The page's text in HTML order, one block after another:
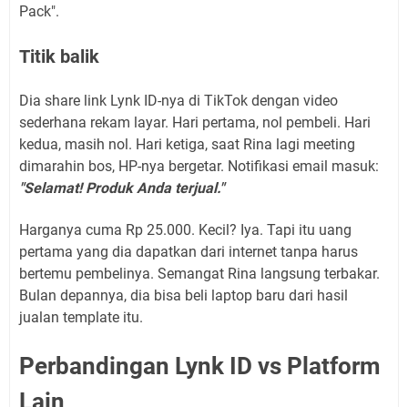
Pack".
Titik balik
Dia share link Lynk ID-nya di TikTok dengan video
sederhana rekam layar. Hari pertama, nol pembeli. Hari
kedua, masih nol. Hari ketiga, saat Rina lagi meeting
dimarahin bos, HP-nya bergetar. Notifikasi email masuk:
"Selamat! Produk Anda terjual."
Harganya cuma Rp 25.000. Kecil? Iya. Tapi itu uang
pertama yang dia dapatkan dari internet tanpa harus
bertemu pembelinya. Semangat Rina langsung terbakar.
Bulan depannya, dia bisa beli laptop baru dari hasil
jualan template itu.
Perbandingan Lynk ID vs Platform